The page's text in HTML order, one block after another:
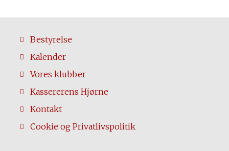
Bestyrelse
Kalender
Vores klubber
Kassererens Hjørne
Kontakt
Cookie og Privatlivspolitik